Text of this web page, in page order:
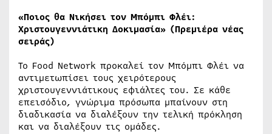
«Ποιος θα Νικήσει τον Μπόμπι Φλέι:
Χριστουγεννιάτικη Δοκιμασία» (Πρεμιέρα νέας
σειράς)
Το Food Network προκαλεί τον Μπόμπι Φλέι να
αντιμετωπίσει τους χειρότερους
χριστουγεννιάτικους εφιάλτες του. Σε κάθε
επεισόδιο, γνώριμα πρόσωπα μπαίνουν στη
διαδικασία να διαλέξουν την τελική πρόκληση
και να διαλέξουν τις ομάδες.